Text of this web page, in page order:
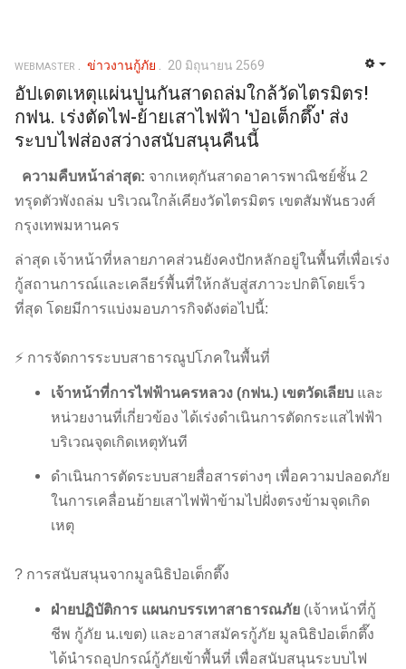
WEBMASTER ข่าวงานกู้ภัย 20 มิถุนายน 2569
อัปเดตเหตุแผ่นปูนกันสาดถล่มใกล้วัดไตรมิตร!
กฟน. เร่งตัดไฟ-ย้ายเสาไฟฟ้า 'ป่อเต็กตึ๊ง' ส่ง
ระบบไฟส่องสว่างสนับสนุนคืนนี้
ความคืบหน้าล่าสุด: จากเหตุกันสาดอาคารพาณิชย์ชั้น 2
ทรุดตัวพังถล่ม บริเวณใกล้เคียงวัดไตรมิตร เขตสัมพันธวงศ์
กรุงเทพมหานคร
ล่าสุด เจ้าหน้าที่หลายภาคส่วนยังคงปักหลักอยู่ในพื้นที่เพื่อเร่ง
กู้สถานการณ์และเคลียร์พื้นที่ให้กลับสู่สภาวะปกติโดยเร็ว
ที่สุด โดยมีการแบ่งมอบภารกิจดังต่อไปนี้:
⚡ การจัดการระบบสาธารณูปโภคในพื้นที่
เจ้าหน้าที่การไฟฟ้านครหลวง (กฟน.) เขตวัดเลียบ และ
หน่วยงานที่เกี่ยวข้อง ได้เร่งดำเนินการตัดกระแสไฟฟ้า
บริเวณจุดเกิดเหตุทันที
ดำเนินการตัดระบบสายสื่อสารต่างๆ เพื่อความปลอดภัย
ในการเคลื่อนย้ายเสาไฟฟ้าข้ามไปฝั่งตรงข้ามจุดเกิด
เหตุ
? การสนับสนุนจากมูลนิธิป่อเต็กตึ๊ง
ฝ่ายปฏิบัติการ แผนกบรรเทาสาธารณภัย (เจ้าหน้าที่กู้
ชีพ กู้ภัย น.เขต) และอาสาสมัครกู้ภัย มูลนิธิป่อเต็กตึ๊ง
ได้นำรถอุปกรณ์กู้ภัยเข้าพื้นที่ เพื่อสนับสนุนระบบไฟ